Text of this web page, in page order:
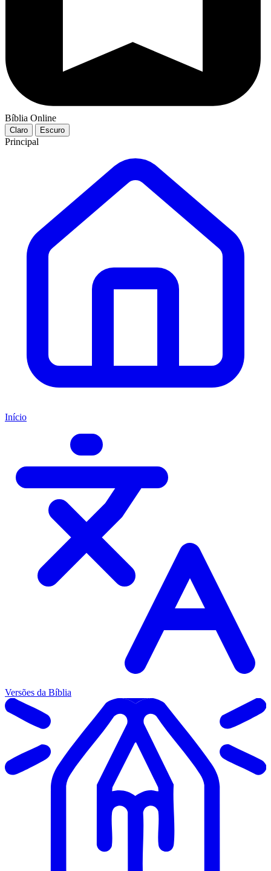
Bíblia Online
Claro Escuro
Principal
Início
Versões da Bíblia